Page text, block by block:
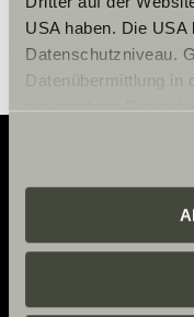
USA haben. Die
Datenschutzniveau.
Datenübermittlung in
ein erhöhtes Risiko
zustehen.
eigene Zwecke
zusammenführen.
einzelne Cookies/
Now.